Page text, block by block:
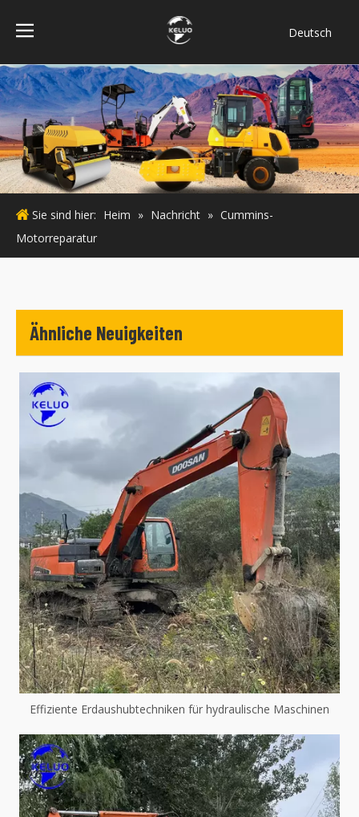
Deutsch
Bahasa
indonesia
Türk dili
ไทย
Italiano
Português
Sie sind hier: Heim » Nachricht » Cummins-
Motorreparatur
Ähnliche Neuigkeiten
Effiziente Erdaushubtechniken für hydraulische Maschinen